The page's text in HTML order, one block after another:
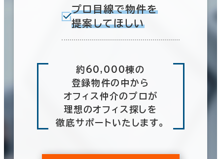
プロ目線で物件を
提案してほしい
約60,000棟の
登録物件の中から
オフィス仲介のプロが
理想のオフィス探しを
徹底サポートいたします。